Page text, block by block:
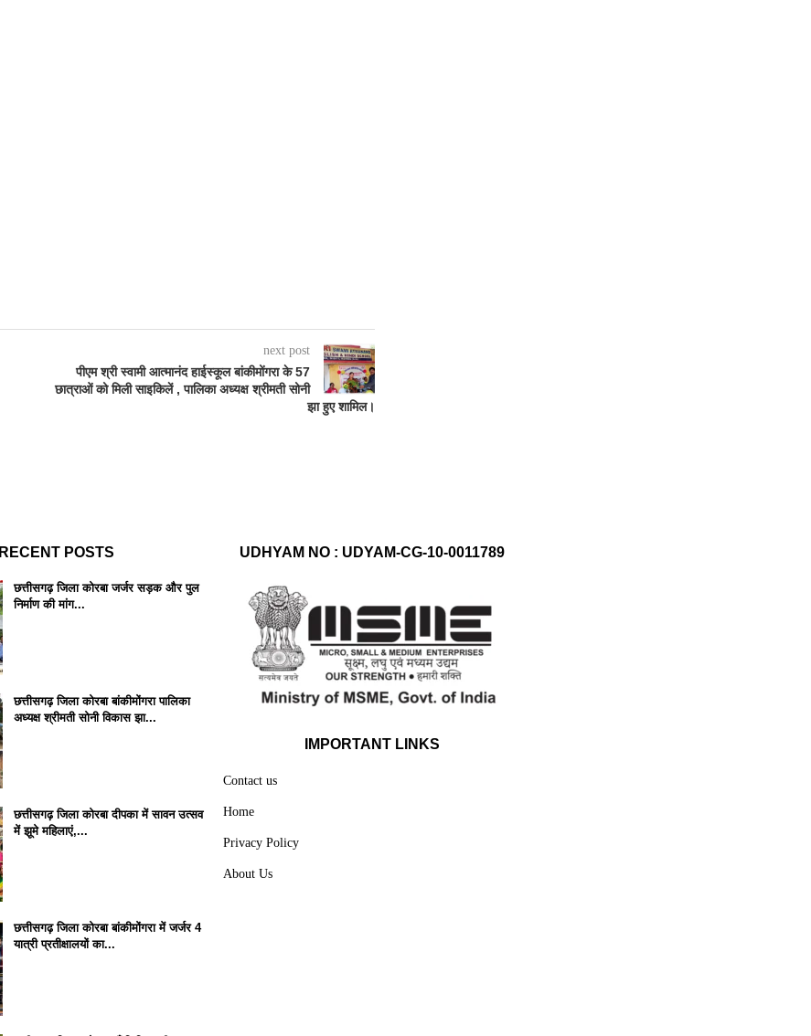
next post
पीएम श्री स्वामी आत्मानंद हाईस्कूल बांकीमोंगरा के 57
छात्राओं को मिली साइकिलें , पालिका अध्यक्ष श्रीमती सोनी
झा हुए शामिल।
RECENT POSTS
छत्तीसगढ़ जिला कोरबा जर्जर सड़क और पुल
निर्माण की मांग...
छत्तीसगढ़ जिला कोरबा बांकीमोंगरा पालिका
अध्यक्ष श्रीमती सोनी विकास झा...
छत्तीसगढ़ जिला कोरबा दीपका में सावन उत्सव
में झूमे महिलाएं,...
छत्तीसगढ़ जिला कोरबा बांकीमोंगरा में जर्जर 4
यात्री प्रतीक्षालयों का...
UDHYAM NO : UDYAM-CG-10-0011789
IMPORTANT LINKS
Contact us
Home
Privacy Policy
About Us